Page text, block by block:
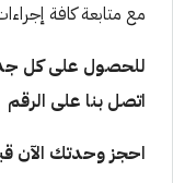
مع متابعة كافة
للحصول على كل
اتصل بنا على الرقم 01221267543.
احجز وحدتك الآن